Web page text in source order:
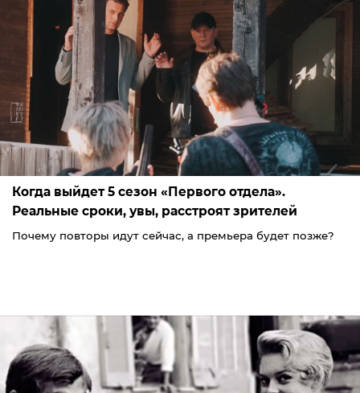
Когда выйдет 5 сезон «Первого отдела».
Реальные сроки, увы, расстроят зрителей
Почему повторы идут сейчас, а премьера будет позже?